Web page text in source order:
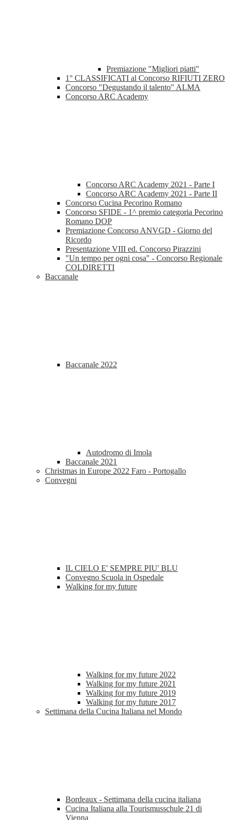
Premiazione "Migliori piatti"
1° CLASSIFICATI al Concorso RIFIUTI ZERO
Concorso "Degustando il talento" ALMA
Concorso ARC Academy
Concorso ARC Academy 2021 - Parte I
Concorso ARC Academy 2021 - Parte II
Concorso Cucina Pecorino Romano
Concorso SFIDE - 1^ premio categoria Pecorino
Romano DOP
Premiazione Concorso ANVGD - Giorno del
Ricordo
Presentazione VIII ed. Concorso Pirazzini
"Un tempo per ogni cosa" - Concorso Regionale
COLDIRETTI
Baccanale
Baccanale 2022
Autodromo di Imola
Baccanale 2021
Christmas in Europe 2022 Faro - Portogallo
Convegni
IL CIELO E' SEMPRE PIU' BLU
Convegno Scuola in Ospedale
Walking for my future
Walking for my future 2022
Walking for my future 2021
Walking for my future 2019
Walking for my future 2017
Settimana della Cucina Italiana nel Mondo
Bordeaux - Settimana della cucina italiana
Cucina Italiana alla Tourismusschule 21 di
Vienna